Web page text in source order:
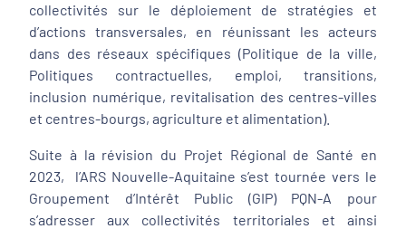
collectivités sur le déploiement de stratégies et
d’actions transversales, en réunissant les acteurs
dans des réseaux spécifiques (Politique de la ville,
Politiques contractuelles, emploi, transitions,
inclusion numérique, revitalisation des centres-villes
et centres-bourgs, agriculture et alimentation).
Suite à la révision du Projet Régional de Santé en
2023, l’ARS Nouvelle-Aquitaine s’est tournée vers le
Groupement d’Intérêt Public (GIP) PQN-A pour
s’adresser aux collectivités territoriales et ainsi